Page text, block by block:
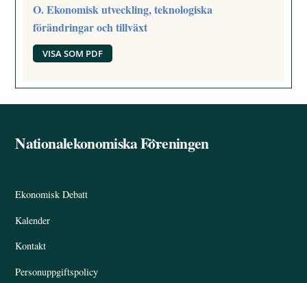
O. Ekonomisk utveckling, teknologiska
förändringar och tillväxt
VISA SOM PDF
Back
Nationalekonomiska Föreningen
Ekonomisk Debatt
Kalender
Kontakt
Personuppgiftspolicy